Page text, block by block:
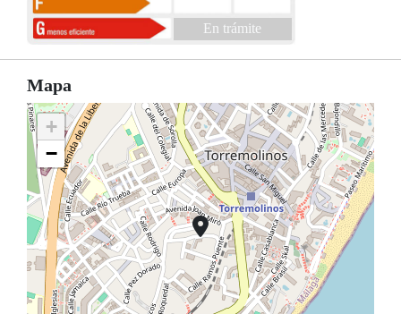
En trámite
Mapa
+
−